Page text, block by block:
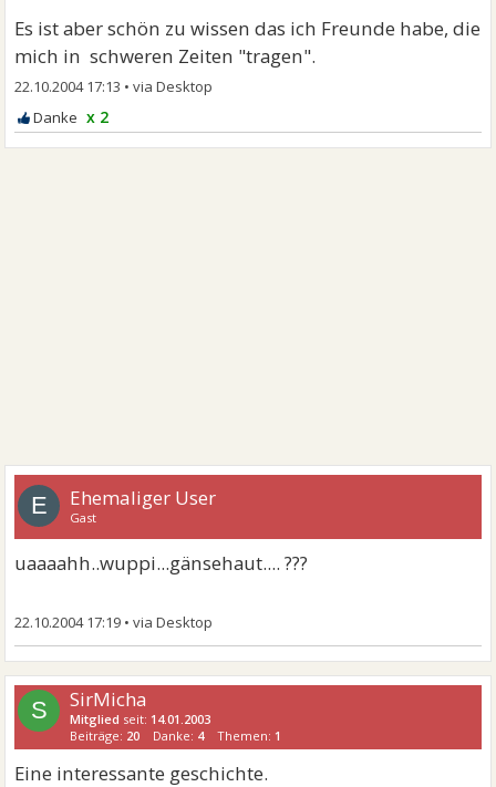
Es ist aber schön zu wissen das ich Freunde habe, die
mich in schweren Zeiten "tragen".
22.10.2004 17:13 •
x 2
E Ehemaliger User
Gast
uaaaahh..wuppi...gänsehaut.... ???
22.10.2004 17:19 •
S SirMicha
Mitglied seit: 14.01.2003
Beiträge: 20 Danke: 4 Themen: 1
Eine interessante geschichte.